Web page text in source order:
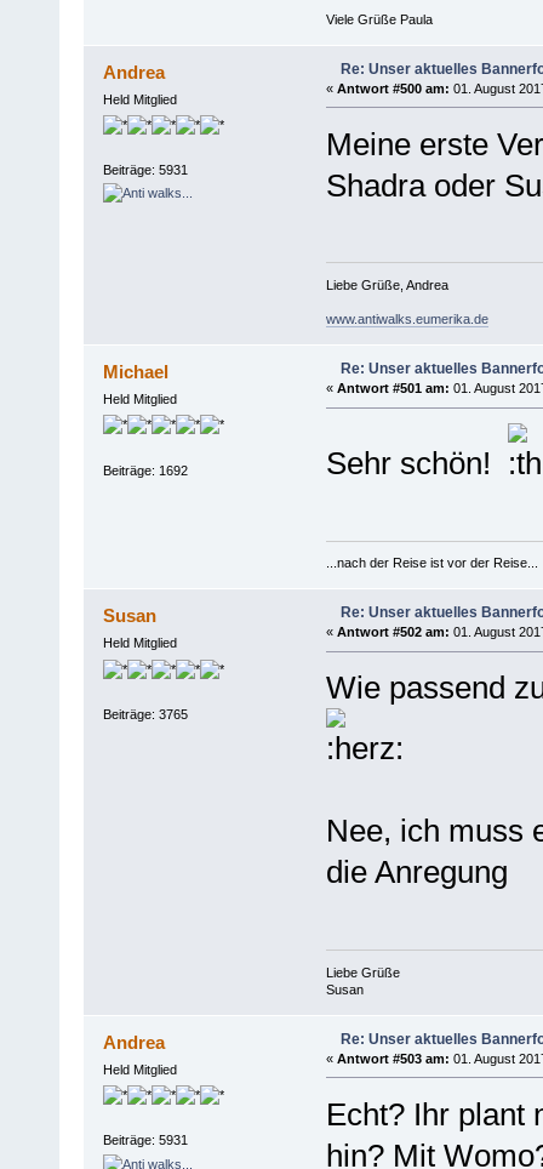
Viele Grüße Paula
Andrea
Held Mitglied
Beiträge: 5931
Re: Unser aktuelles
« Antwort #500 am: 01. August
Meine erste
Shadra oder
Liebe Grüße, Andrea
www.antiwalks.eumerika.de
Michael
Held Mitglied
Beiträge: 1692
Re: Unser aktuelles
« Antwort #501 am: 01. August
Sehr schön!
...nach der Reise ist vor der Reise...
Susan
Held Mitglied
Beiträge: 3765
Re: Unser aktuelles
« Antwort #502 am: 01. August
Wie passend
Nee, ich muss
die Anregung
Liebe Grüße
Susan
Andrea
Held Mitglied
Beiträge: 5931
Re: Unser aktuelles
« Antwort #503 am: 01. August
Echt? Ihr plant
hin? Mit